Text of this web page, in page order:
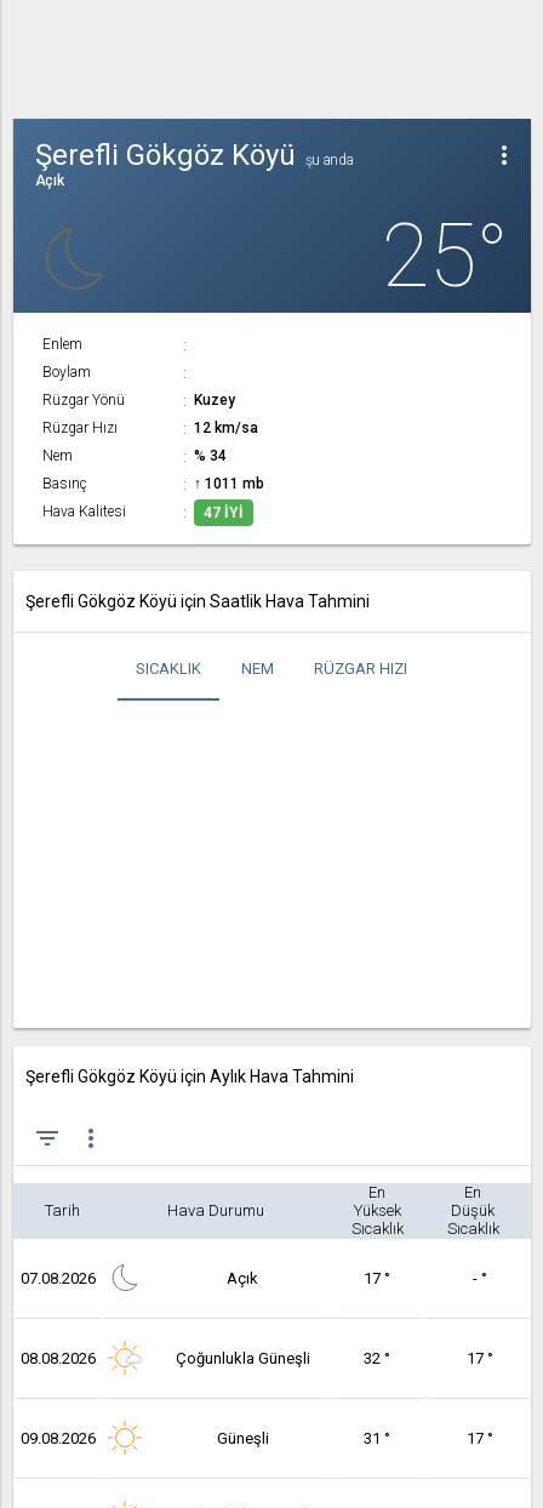
more_vert
Şerefli Gökgöz Köyü
şu anda
Açık
25°
Enlem
Boylam
Rüzgar Yönü
Kuzey
Rüzgar Hızı
12 km/sa
Nem
% 34
Basınç
↑ 1011 mb
Hava Kalitesi
47 İYI
Şerefli Gökgöz Köyü için Saatlik Hava Tahmini
SICAKLIK NEM RÜZGAR HIZI
Şerefli Gökgöz Köyü için Aylık Hava Tahmini
filter_list more_vert
Tarih Hava Durumu
En
Yüksek
Sıcaklık
En
Düşük
Sıcaklık
07.08.2026 Açık 17 ° - °
08.08.2026 Çoğunlukla Güneşli 32 ° 17 °
09.08.2026 Güneşli 31 ° 17 °